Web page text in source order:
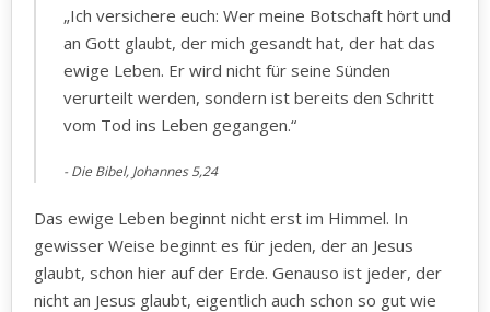
„Ich versichere euch: Wer meine Botschaft hört und
an Gott glaubt, der mich gesandt hat, der hat das
ewige Leben. Er wird nicht für seine Sünden
verurteilt werden, sondern ist bereits den Schritt
vom Tod ins Leben gegangen.“
Die Bibel, Johannes 5,24
Das ewige Leben beginnt nicht erst im Himmel. In
gewisser Weise beginnt es für jeden, der an Jesus
glaubt, schon hier auf der Erde. Genauso ist jeder, der
nicht an Jesus glaubt, eigentlich auch schon so gut wie